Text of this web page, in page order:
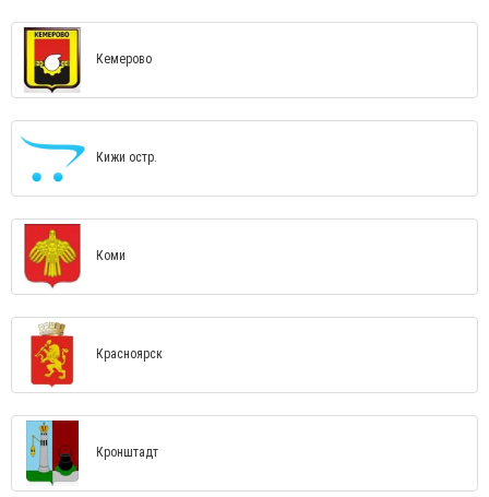
Кемерово
Кижи остр.
Коми
Красноярск
Кронштадт